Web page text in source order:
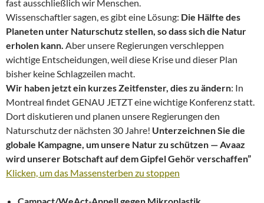
fast ausschließlich wir Menschen.
Wissenschaftler sagen, es gibt eine Lösung: Die Hälfte des
Planeten unter Naturschutz stellen, so dass sich die Natur
erholen kann. Aber unsere Regierungen verschleppen
wichtige Entscheidungen, weil diese Krise und dieser Plan
bisher keine Schlagzeilen macht.
Wir haben jetzt ein kurzes Zeitfenster, dies zu ändern: In
Montreal findet GENAU JETZT eine wichtige Konferenz statt.
Dort diskutieren und planen unsere Regierungen den
Naturschutz der nächsten 30 Jahre! Unterzeichnen Sie die
globale Kampagne, um unsere Natur zu schützen — Avaaz
wird unserer Botschaft auf dem Gipfel Gehör verschaffen”
Klicken, um das Massensterben zu stoppen